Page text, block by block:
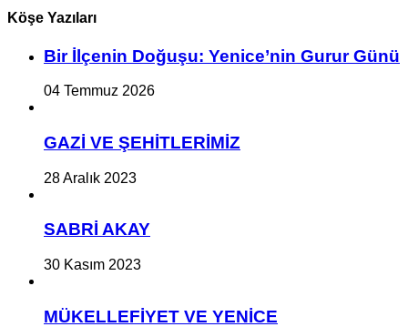
Köşe Yazıları
Bir İlçe­nin Do­ğu­şu: Ye­ni­ce’nin Gurur Günü
04 Temmuz 2026
GAZİ VE ŞEHİTLERİMİZ
28 Aralık 2023
SABRİ AKAY
30 Kasım 2023
MÜKELLEFİYET VE YENİCE